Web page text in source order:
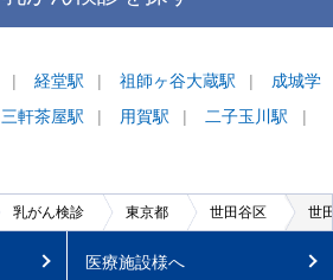
経堂駅 祖師ヶ谷大蔵駅
成城学
三軒茶屋駅 用賀駅 二子玉川駅
乳がん検診 東京都 世田谷区 世
医療施設様へ